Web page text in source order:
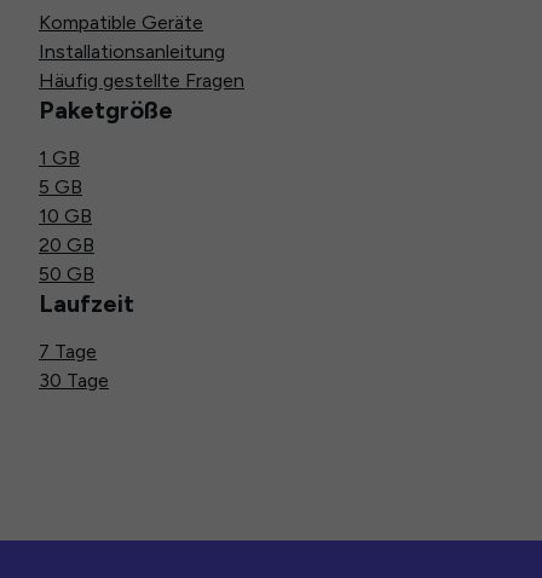
Kompatible Geräte
Installationsanleitung
Häufig gestellte Fragen
Paketgröße
1 GB
5 GB
10 GB
20 GB
50 GB
Laufzeit
7 Tage
30 Tage